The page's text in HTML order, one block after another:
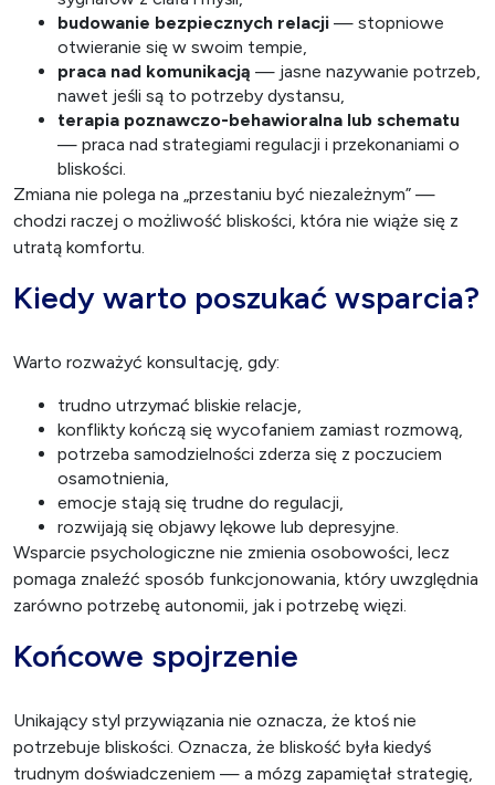
budowanie bezpiecznych relacji — stopniowe
otwieranie się w swoim tempie,
praca nad komunikacją — jasne nazywanie potrzeb,
nawet jeśli są to potrzeby dystansu,
terapia poznawczo-behawioralna lub schematu
— praca nad strategiami regulacji i przekonaniami o
bliskości.
Zmiana nie polega na „przestaniu być niezależnym” —
chodzi raczej o możliwość bliskości, która nie wiąże się z
utratą komfortu.
Kiedy warto poszukać wsparcia?
Warto rozważyć konsultację, gdy:
trudno utrzymać bliskie relacje,
konflikty kończą się wycofaniem zamiast rozmową,
potrzeba samodzielności zderza się z poczuciem
osamotnienia,
emocje stają się trudne do regulacji,
rozwijają się objawy lękowe lub depresyjne.
Wsparcie psychologiczne nie zmienia osobowości, lecz
pomaga znaleźć sposób funkcjonowania, który uwzględnia
zarówno potrzebę autonomii, jak i potrzebę więzi.
Końcowe spojrzenie
Unikający styl przywiązania nie oznacza, że ktoś nie
potrzebuje bliskości. Oznacza, że bliskość była kiedyś
trudnym doświadczeniem — a mózg zapamiętał strategię,